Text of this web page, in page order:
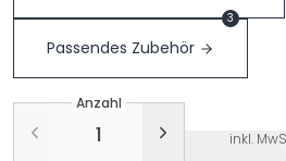
Passendes Zubehör
3
Anzahl
inkl.